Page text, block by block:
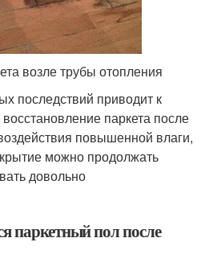
возле трубы отопления
последствий приводит к
паркета после
повышенной влаги,
можно продолжать
довольно
паркетный пол после